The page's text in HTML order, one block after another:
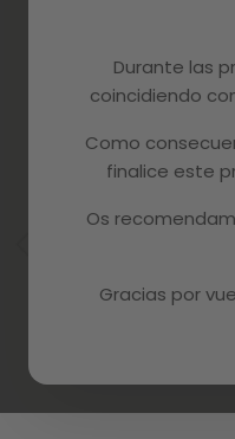
Durante las
coincidiendo
Como
finalice este
Os
Gracias por